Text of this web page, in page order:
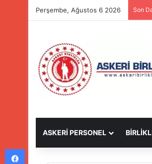
Perşembe, Ağustos 6 2026 Son
ASKERİ PERSONEL
Facebook